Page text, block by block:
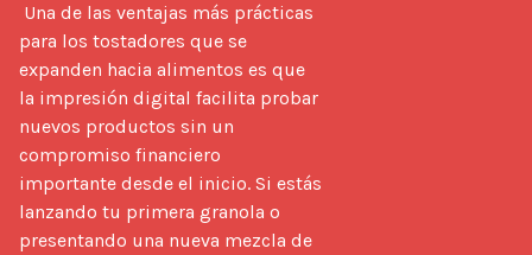
para los tostadores que se
expanden hacia alimentos es que
la impresión digital facilita probar
nuevos productos sin un
compromiso financiero
importante desde el inicio. Si estás
lanzando tu primera granola o
presentando una nueva mezcla de